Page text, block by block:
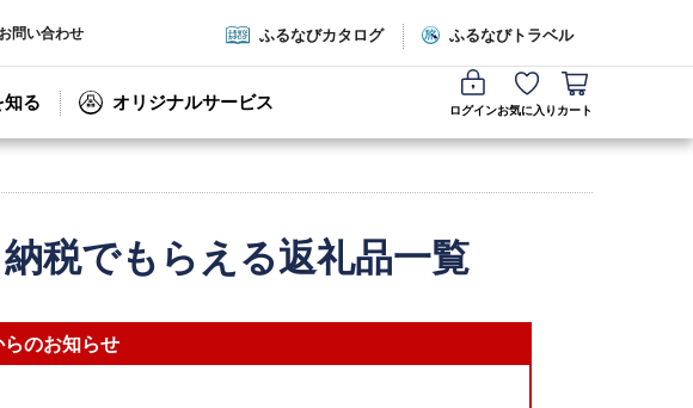
問い合わせ ふるなびカタログ ふるなびトラベル
る オリジナルサービス ログインお気に入り カート
税でもらえる返礼品一覧
のお知らせ